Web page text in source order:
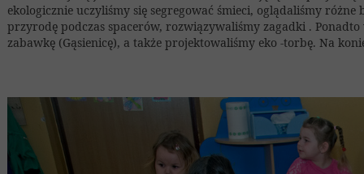
ekologicznie uczyliśmy się segregować śmieci, oglądaliśmy
przyrodę podczas spacerów, rozwiązywaliśmy zagadki .
zabawkę (Gąsienicę), a także projektowaliśmy eko -